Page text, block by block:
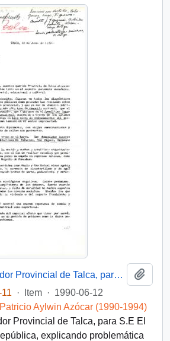
[Carta de Gobernador Provincial de Talca, para S.E El Presidente de la República, 12 junio 1990 ]
· Item · 1990-06-12
Aylwin Azócar (1990-1994)
Provincial de Talca, para S.E El
explicando problemática